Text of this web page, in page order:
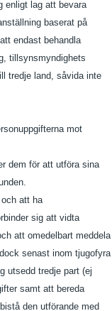
enligt lag att bevara
baserat på
endast behandla
tillsynsmyndighets
tredje land, såvida inte
mot
dem för att utföra sina
att ha
sig att vidta
att omedelbart meddela
senast inom tjugofyra
utsedd tredje part (ej
samt att bereda
den utförande med